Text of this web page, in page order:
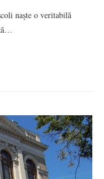
naște o veritabilă